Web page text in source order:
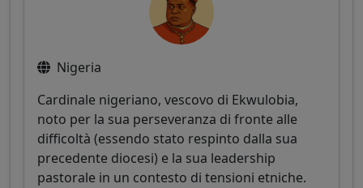
Nigeria
Cardinale nigeriano, vescovo di Ekwulobia,
noto per la sua perseveranza di fronte alle
difficoltà (essendo stato respinto dalla sua
precedente diocesi) e la sua leadership
pastorale in un contesto di tensioni etniche.